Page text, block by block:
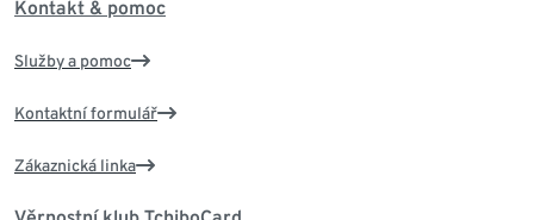
Kontakt & pomoc
Služby a pomoc
Kontaktní formulář
Zákaznická linka